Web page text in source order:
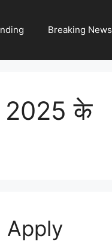
Breaking News
2025 के
Apply